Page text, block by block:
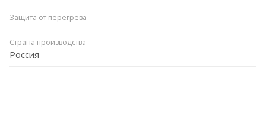
Защита от перегрева
Страна производства
Россия